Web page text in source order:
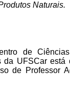
Naturais.
de
UFSCar está
de Professor